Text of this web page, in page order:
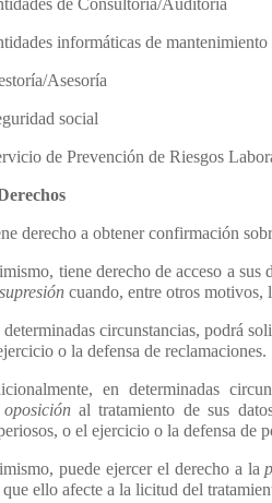
informáticas de
Asesoría
social
de Prevención de Riesgos
derecho a obtener confirmación
tiene derecho de acceso a sus
supresión cuando, entre otros motivos,
circunstancias, podrá
o la defensa de reclamaciones.
en determinadas
oposiciónal tratamiento de sus
o el ejercicio o la defensa de
puede ejercer el derecho a la
que ello afecte a la licitud del